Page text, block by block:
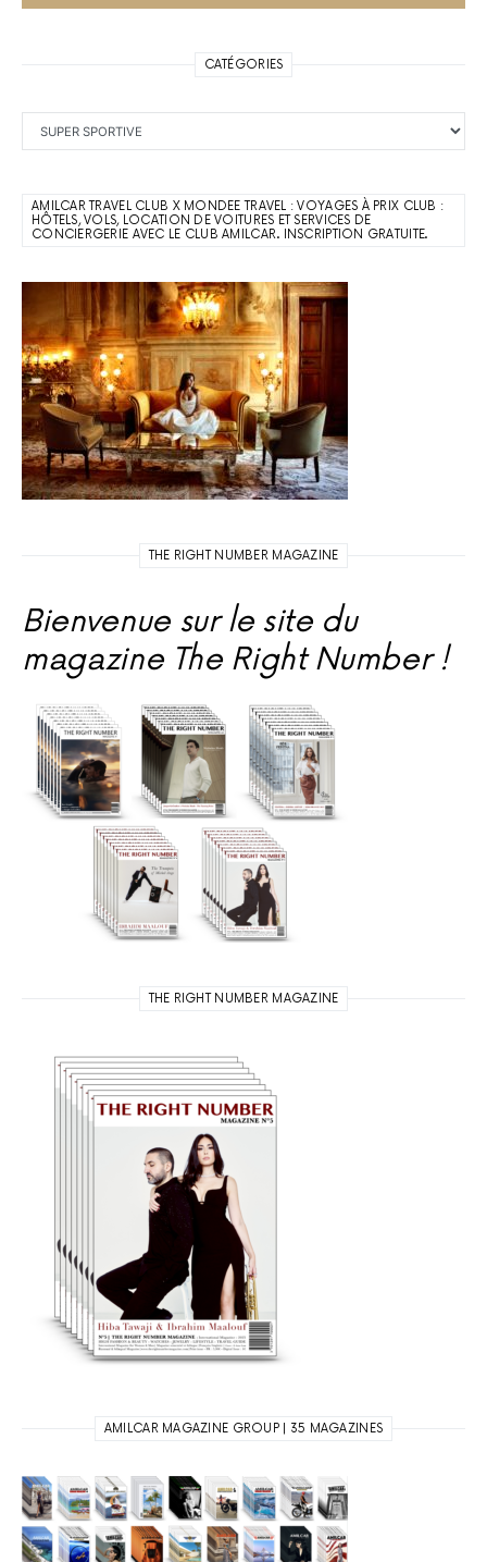
CATÉGORIES
AMILCAR TRAVEL CLUB X MONDEE TRAVEL : VOYAGES À PRIX CLUB :
HÔTELS, VOLS, LOCATION DE VOITURES ET SERVICES DE
CONCIERGERIE AVEC LE CLUB AMILCAR. INSCRIPTION GRATUITE.
THE RIGHT NUMBER MAGAZINE
Bienvenue sur le site du
magazine The Right Number !
THE RIGHT NUMBER MAGAZINE
AMILCAR MAGAZINE GROUP | 35 MAGAZINES